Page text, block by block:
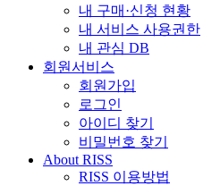
내 구매·신청 현황
내 서비스 사용권한
내 관심 DB
회원서비스
회원가입
로그인
아이디 찾기
비밀번호 찾기
About RISS
RISS 이용방법